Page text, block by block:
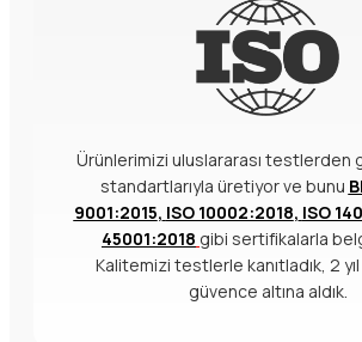
Ürünlerimizi uluslararası testlerden
standartlarıyla üretiyor ve bunu
9001:2015, ISO 10002:2018, ISO
45001:2018 gibi sertifikalarla
Kalitemizi testlerle kanıtladık, 2
güvence altına aldık.